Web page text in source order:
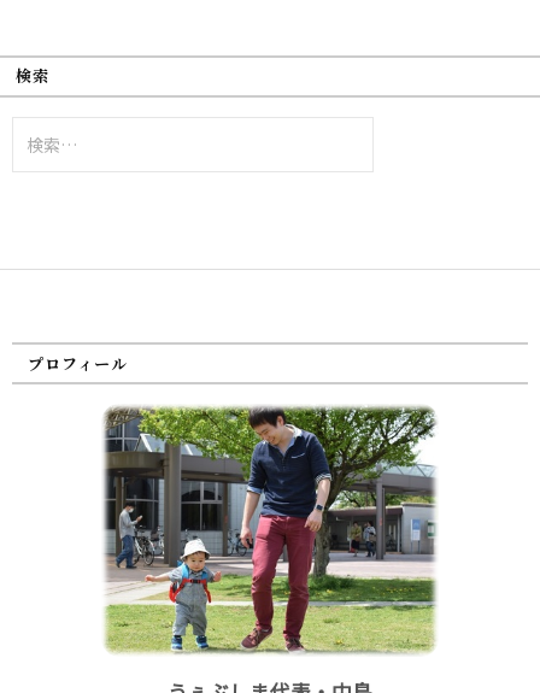
検索
索:
プロフィール